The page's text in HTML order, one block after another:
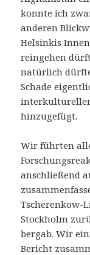
konnte ich
anderen
Helsinkis
reingehen
natürlich
Schade
hinzugefügt.
Wir führten
anschließend
Tscherenkow-
Stockholm
bergab. Wir
Bericht